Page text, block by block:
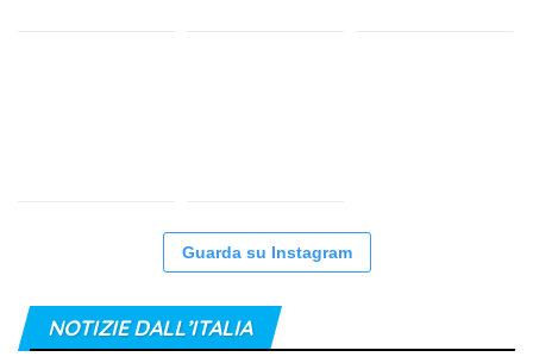
Guarda su Instagram
NOTIZIE DALL’ITALIA